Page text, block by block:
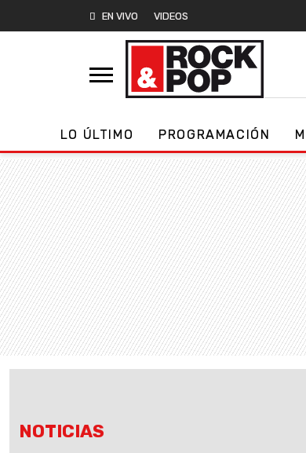
EN VIVO VIDEOS
LO ÚLTIMO PROGRAMACIÓN
NOTICIAS